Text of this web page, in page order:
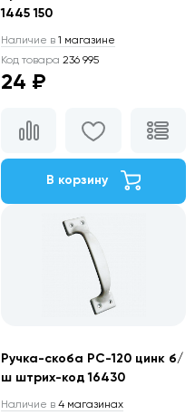
1445 150
Наличие в 1 магазине
Код товара 236 995
24 ₽
В корзину
Ручка-скоба РС-120 цинк б/
ш штрих-код 16430
Наличие в 4 магазинах